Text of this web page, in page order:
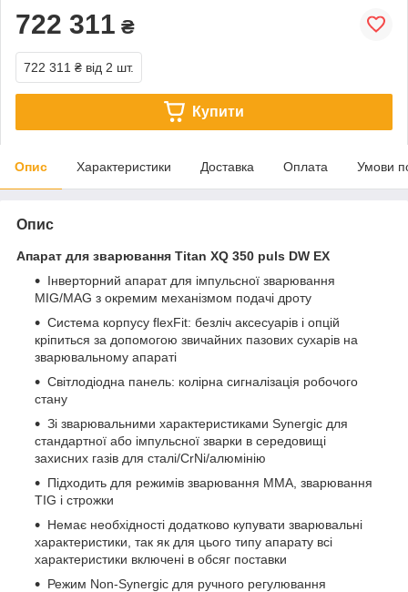
722 311 ₴
722 311 ₴ від 2 шт.
Купити
Опис Характеристики Доставка Оплата Умови
Опис
Апарат для зварювання Titan XQ 350 puls DW EX
Інверторний апарат для імпульсної зварювання
MIG/MAG з окремим механізмом подачі дроту
Система корпусу flexFit: безліч аксесуарів і опцій
кріпиться за допомогою звичайних пазових сухарів на
зварювальному апараті
Світлодіодна панель: колірна сигналізація робочого
стану
Зі зварювальними характеристиками Synergic для
стандартної або імпульсної зварки в середовищі
захисних газів для сталі/CrNi/алюмінію
Підходить для режимів зварювання ММА, зварювання
TIG і строжки
Немає необхідності додатково купувати зварювальні
характеристики, так як для цього типу апарату всі
характеристики включені в обсяг поставки
Режим Non-Synergic для ручного регулювання